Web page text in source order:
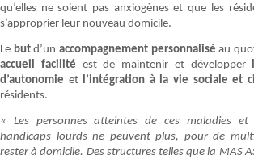
qu’elles ne soient pas anxiogènes et que les
s’approprier leur nouveau domicile.
Le butd’un accompagnement personnaliséau
accueil facilité est de maintenir et développer
d’autonomie et l’intégration à la vie sociale et
résidents.
« Les personnes atteintes de ces maladies
handicaps lourds ne peuvent plus, pour de
rester à domicile. Des structures telles que la MAS